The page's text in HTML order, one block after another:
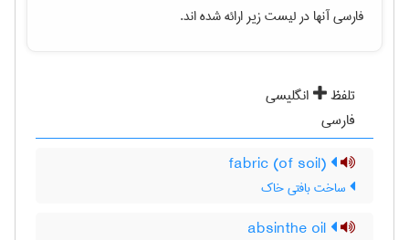
فارسی آنها در لیست زیر ارائه شده اند.
تلفظ
انگلیسی
فارسی
(fabric (of soil
ساخت بافتی خاک